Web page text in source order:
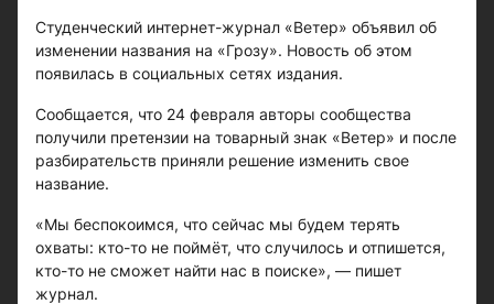
Студенческий интернет-журнал «Ветер» объявил об
изменении названия на «Грозу». Новость об этом
появилась в социальных сетях издания.
Сообщается, что 24 февраля авторы сообщества
получили претензии на товарный знак «Ветер» и после
разбирательств приняли решение изменить свое
название.
«Мы беспокоимся, что сейчас мы будем терять
охваты: кто-то не поймёт, что случилось и отпишется,
кто-то не сможет найти нас в поиске», — пишет
журнал.